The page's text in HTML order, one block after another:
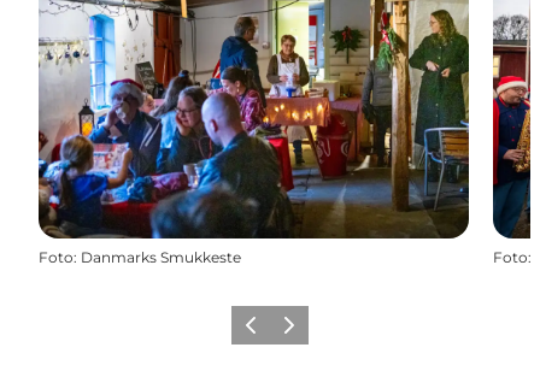
Foto: Danmarks Smukkeste Foto:
Vorherige Folie
Nächste Folie